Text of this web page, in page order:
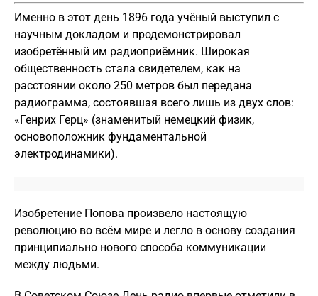
Именно в этот день 1896 года учёный выступил с
научным докладом и продемонстрировал
изобретённый им радиоприёмник. Широкая
общественность стала свидетелем, как на
расстоянии около 250 метров был передана
радиограмма, состоявшая всего лишь из двух слов:
«Генрих Герц» (знаменитый немецкий физик,
основоположник фундаментальной
электродинамики).
Изобретение Попова произвело настоящую
революцию во всём мире и легло в основу создания
принципиально нового способа коммуникации
между людьми.